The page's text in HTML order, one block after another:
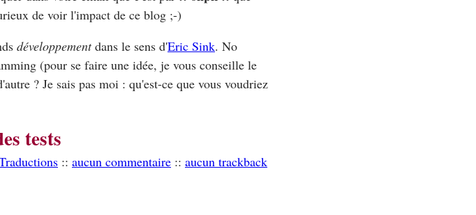
de voir l'impact de ce blog ;-)
développementdans le sens d'Eric Sink. No
(pour se faire une idée, je vous conseille le
? Je sais pas moi : qu'est-ce que vous voudriez
tests
:: aucun commentaire :: aucun trackback